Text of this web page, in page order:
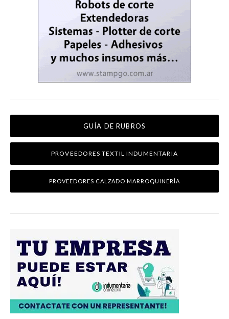
GUÍA DE RUBROS
PROVEEDORES TEXTIL INDUMENTARIA
PROVEEDORES CALZADO MARROQUINERÍA